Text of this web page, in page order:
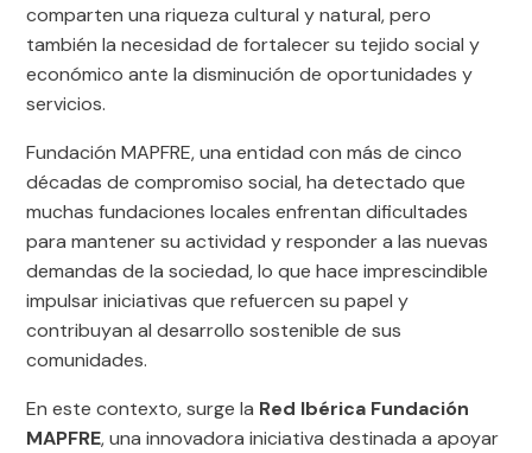
comparten una riqueza cultural y natural, pero
también la necesidad de fortalecer su tejido social y
económico ante la disminución de oportunidades y
servicios.
Fundación MAPFRE, una entidad con más de cinco
décadas de compromiso social, ha detectado que
muchas fundaciones locales enfrentan dificultades
para mantener su actividad y responder a las nuevas
demandas de la sociedad, lo que hace imprescindible
impulsar iniciativas que refuercen su papel y
contribuyan al desarrollo sostenible de sus
comunidades.
En este contexto, surge la Red Ibérica Fundación
MAPFRE, una innovadora iniciativa destinada a apoyar